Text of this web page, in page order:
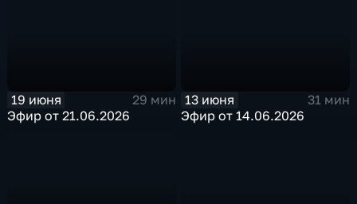
19 июня
29 мин
Эфир от 21.06.2026
13 июня
31 мин
Эфир от 14.06.2026